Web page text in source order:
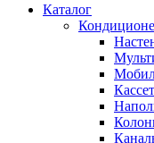
Каталог